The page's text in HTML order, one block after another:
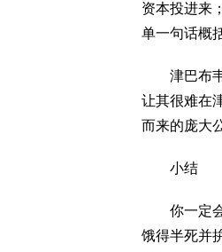
资本投进来
单一句话概
津巴布韦
让其很难在
而来的庞大
小结
你一定会
饿得半死并